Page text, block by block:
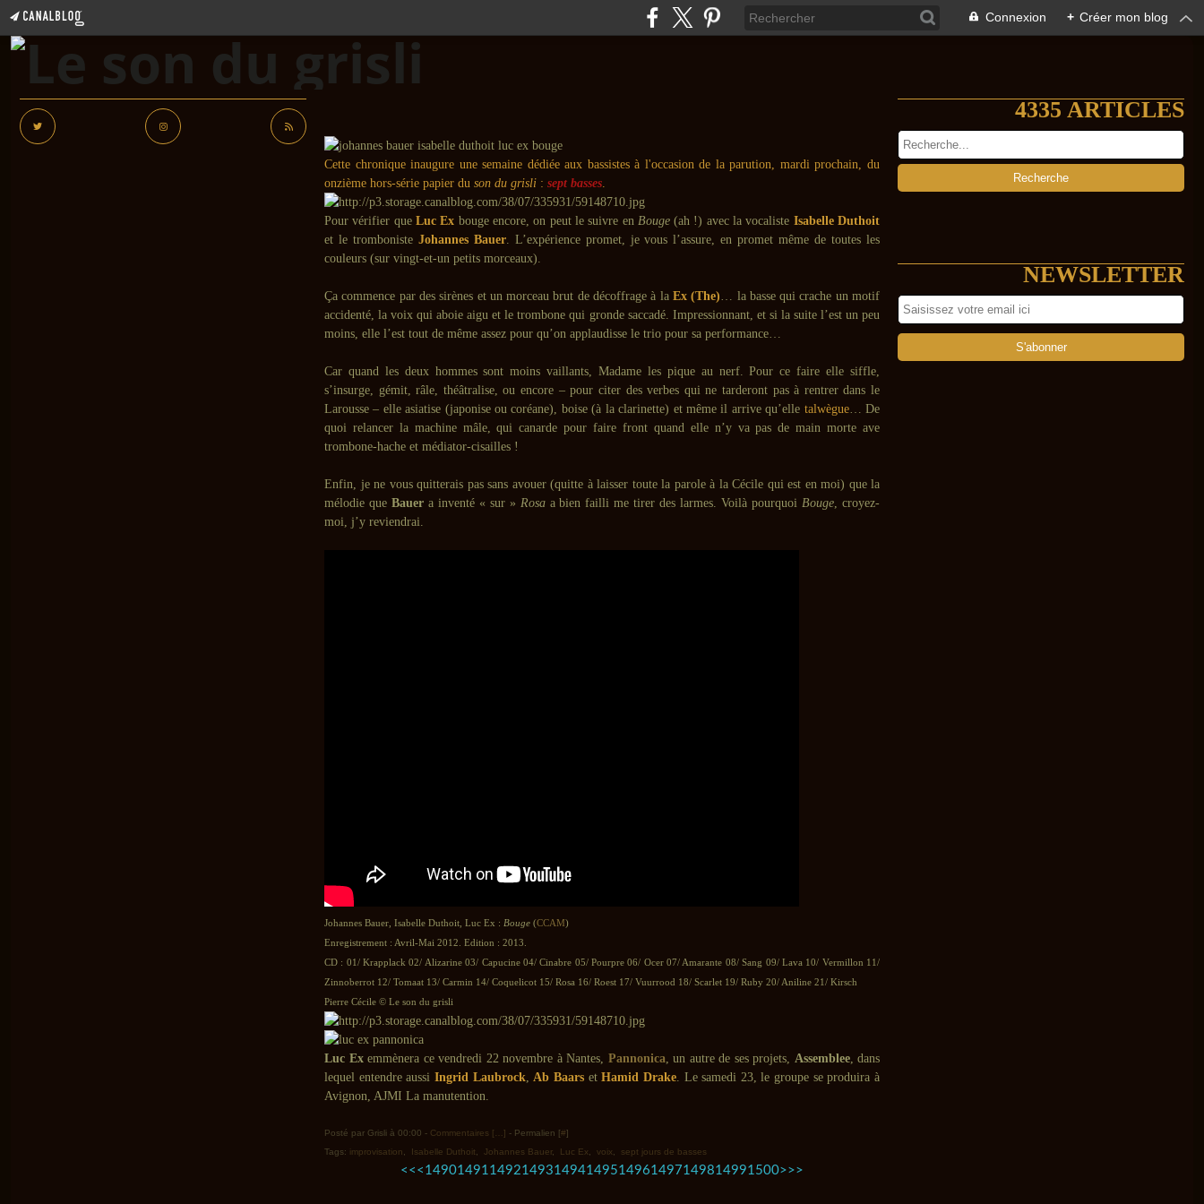
Connexion + Créer mon blog
Cette chronique inaugure une semaine dédiée aux bassistes à l'occasion de la parution, mardi prochain, du
onzième hors-série papier du son du grisli : sept basses.
Pour vérifier queLuc Ex bouge encore, on peut le suivre en Bouge(ah !) avec la vocaliste Isabelle Duthoit
et le trombonisteJohannes Bauer. L’expérience promet, je vous l’assure, en promet même de toutes les
couleurs (sur vingt-et-un petits morceaux).
Ça commence par des sirènes et un morceau brut de décoffrage à la Ex (The)… la basse qui crache un motif
accidenté, la voix qui aboie aigu et le trombone qui gronde saccadé. Impressionnant, et si la suite l’est un peu
moins, elle l’est tout de même assez pour qu’on applaudisse le trio pour sa performance…
Car quand les deux hommes sont moins vaillants, Madame les pique au nerf. Pour ce faire elle siffle,
s’insurge, gémit, râle, théâtralise, ou encore – pour citer des verbes qui ne tarderont pas à rentrer dans le
Larousse – elle asiatise (japonise ou coréane), boise (à la clarinette) et même il arrive qu’elle talwègue… De
quoi relancer la machine mâle, qui canarde pour faire front quand elle n’y va pas de main morte ave
trombone-hache et médiator-cisailles !
Enfin, je ne vous quitterais pas sans avouer (quitte à laisser toute la parole à la Cécile qui est en moi) que la
mélodie que Bauera inventé « sur » Rosaa bien failli me tirer des larmes. Voilà pourquoiBouge, croyez-
moi, j’y reviendrai.
Johannes Bauer, Isabelle Duthoit, Luc Ex : Bouge (CCAM)
Enregistrement : Avril-Mai 2012. Edition : 2013.
CD : 01/ Krapplack 02/ Alizarine 03/ Capucine 04/ Cinabre 05/ Pourpre 06/ Ocer 07/ Amarante 08/ Sang 09/ Lava 10/ Vermillon 11/
Zinnoberrot 12/ Tomaat 13/ Carmin 14/ Coquelicot 15/ Rosa 16/ Roest 17/ Vuurrood 18/ Scarlet 19/ Ruby 20/ Aniline 21/ Kirsch
Pierre Cécile © Le son du grisli
Luc Exemmènera ce vendredi 22 novembre à Nantes, Pannonica, un autre de ses projets, Assemblee, dans
lequel entendre aussi Ingrid Laubrock,Ab BaarsetHamid Drake. Le samedi 23, le groupe se produira à
Avignon, AJMI La manutention.
Posté par Grisli à 00:00 - Commentaires [ ] - Permalien [#]
Tags: improvisation Isabelle Duthoit Johannes Bauer, Luc Ex voix sept jours de basses
<< < 1400
1410
1420
1430
1440
1450
1460
1470
1480
14901491149214931494149514961497149814991500
1600
1700
1800
1900
2000
2100
2200
2300
2400
2500
2600
2700
2800
2900
3000
3100
3200
3300
3400
3500
3600
3700
3800
3900
4000
4100
4200
4300 >>>
4335 ARTICLES
NEWSLETTER